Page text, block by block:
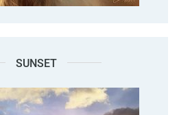
SUNSET